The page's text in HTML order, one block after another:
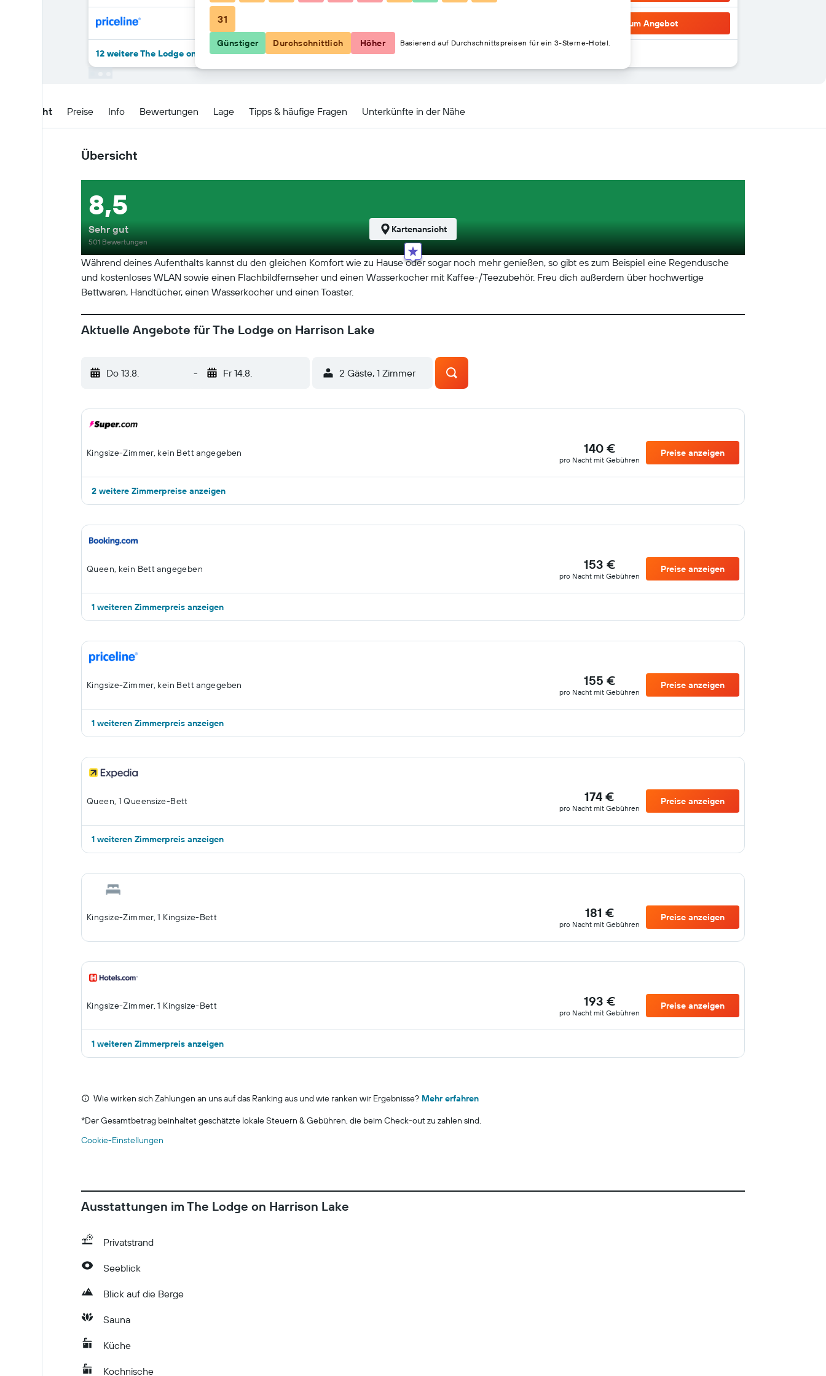
Zum Angebot
12 weitere The Lodge on Harrison Lake Angebote
Übersicht Preise Info Bewertungen Lage Tipps & häufige Fragen Unterkünfte in der Nähe
Übersicht
Während deines Aufenthalts kannst du den gleichen Komfort wie zu Hause oder sogar noch mehr genießen, so gibt es zum Beispiel eine Regendusche
und kostenloses WLAN sowie einen Flachbildfernseher und einen Wasserkocher mit Kaffee-/Teezubehör. Freu dich außerdem über hochwertige
Bettwaren, Handtücher, einen Wasserkocher und einen Toaster.
8,5
Sehr gut
501 Bewertungen
Kartenansicht
Aktuelle Angebote für The Lodge on Harrison Lake
Do 13.8. - Fr 14.8. 2 Gäste, 1 Zimmer
Kingsize-Zimmer, kein Bett angegeben 140 €
pro Nacht mit Gebühren
Preise anzeigen
2 weitere Zimmerpreise anzeigen
Queen, kein Bett angegeben 153 €
pro Nacht mit Gebühren
Preise anzeigen
1 weiteren Zimmerpreis anzeigen
Kingsize-Zimmer, kein Bett angegeben 155 €
pro Nacht mit Gebühren
Preise anzeigen
1 weiteren Zimmerpreis anzeigen
Queen, 1 Queensize-Bett 174 €
pro Nacht mit Gebühren
Preise anzeigen
1 weiteren Zimmerpreis anzeigen
Kingsize-Zimmer, 1 Kingsize-Bett 181 €
pro Nacht mit Gebühren
Preise anzeigen
Kingsize-Zimmer, 1 Kingsize-Bett 193 €
pro Nacht mit Gebühren
Preise anzeigen
1 weiteren Zimmerpreis anzeigen
Wie wirken sich Zahlungen an uns auf das Ranking aus und wie ranken wir Ergebnisse? Mehr erfahren
*Der Gesamtbetrag beinhaltet geschätzte lokale Steuern & Gebühren, die beim Check-out zu zahlen sind.
Cookie-Einstellungen
Ausstattungen im The Lodge on Harrison Lake
Privatstrand
Seeblick
Blick auf die Berge
Sauna
Küche
Kochnische
31
Günstiger Durchschnittlich Höher Basierend auf Durchschnittspreisen für ein 3-Sterne-Hotel.